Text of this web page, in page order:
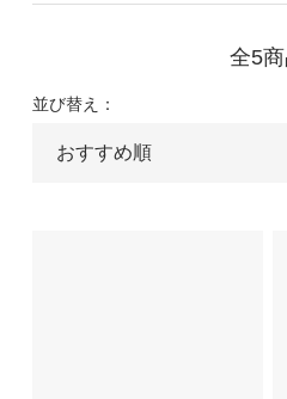
全5
並び替え：